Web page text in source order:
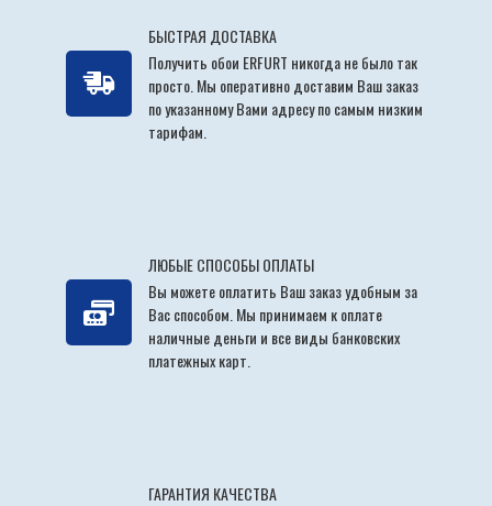
БЫСТРАЯ ДОСТАВКА
Получить обои ERFURT никогда не было так
просто. Мы оперативно доставим Ваш заказ
по указанному Вами адресу по самым низким
тарифам.
ЛЮБЫЕ СПОСОБЫ ОПЛАТЫ
Вы можете оплатить Ваш заказ удобным за
Вас способом. Мы принимаем к оплате
наличные деньги и все виды банковских
платежных карт.
ГАРАНТИЯ КАЧЕСТВА